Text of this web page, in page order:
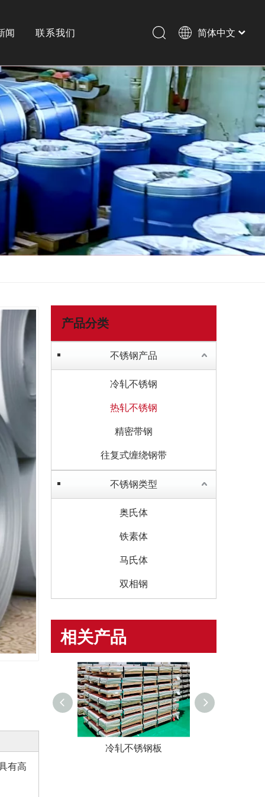
史
剪
光切割
闻 联系我们 简体中文
有高
产品分类
不锈钢产品
冷轧不锈钢
热轧不锈钢
精密带钢
往复式缠绕钢带
不锈钢类型
奥氏体
铁素体
马氏体
双相钢
相关产品
冷轧不锈钢板